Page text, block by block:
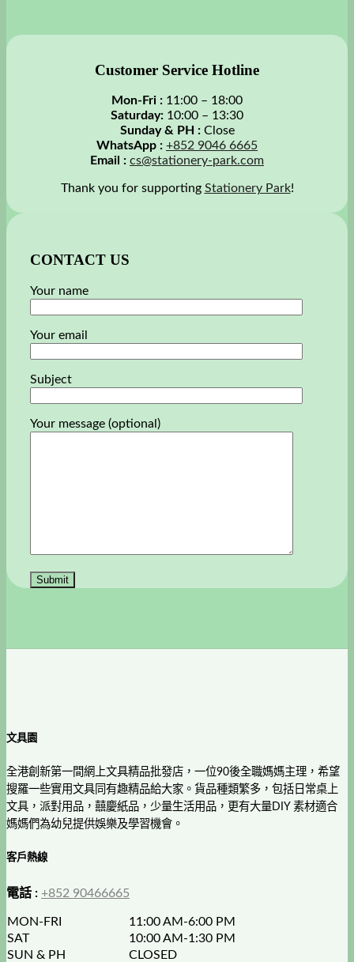
Customer Service Hotline
Mon-Fri : 11:00 – 18:00
Saturday: 10:00 – 13:30
Sunday & PH : Close
WhatsApp : +852 9046 6665
Email : cs@stationery-park.com
Thank you for supporting Stationery Park!
CONTACT US
Your name
Your email
Subject
Your message (optional)
文具園
全港創新第一間網上文具精品批發店，一位90後全職媽媽主理，希望
搜羅一些實用文具同有趣精品給大家。貨品種類繁多，包括日常桌上
文具，派對用品，囍慶紙品，少量生活用品，更有大量DIY 素材適合
媽媽們為幼兒提供娛樂及學習機會。
客戶熱線
電話 : +852 90466665
MON-FRI
11:00 AM-6:00 PM
SAT
10:00 AM-1:30 PM
SUN & PH
CLOSED